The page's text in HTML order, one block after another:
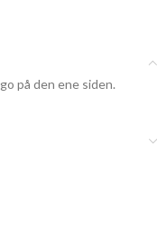
på den ene siden.